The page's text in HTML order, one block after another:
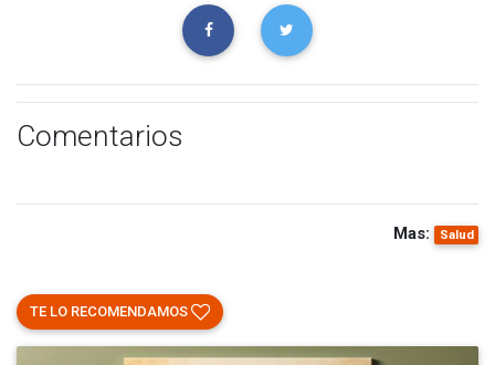
Comentarios
Mas: Salud
TE LO RECOMENDAMOS